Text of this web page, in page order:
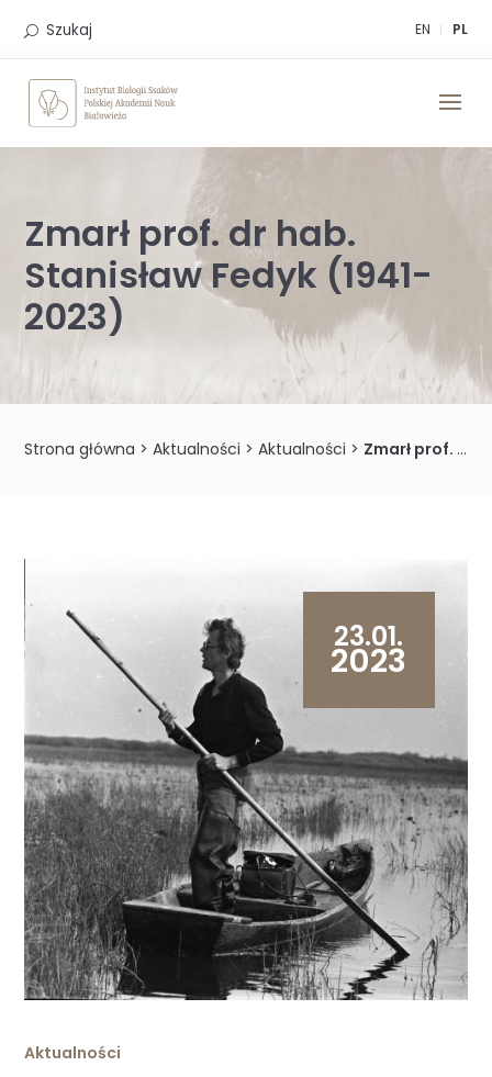
EN PL
Szukaj
Zmarł prof. dr hab.
Stanisław Fedyk (1941-
2023)
Strona główna >Aktualności >Aktualności > Zmarł prof. dr hab. Stanisław Fedyk (1941-2023)
23.01.
2023
Aktualności